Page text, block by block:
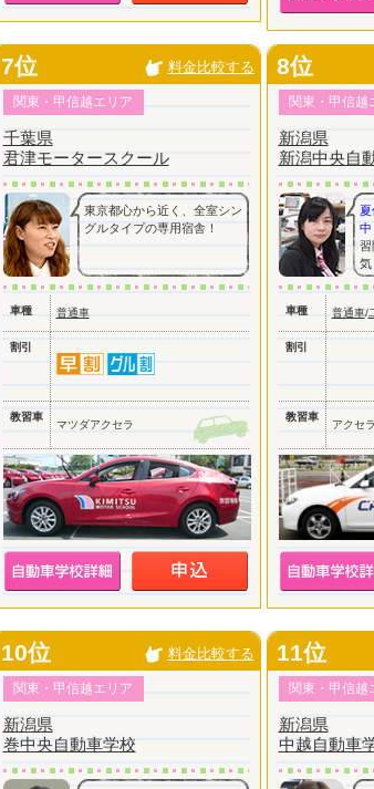
7位 料金比較する
関東・甲信越エリア
千葉県
君津モータースクール
東京都心から近く、全室シン
グルタイプの専用宿舎！
車種 普通車
割引
教習車
マツダアクセラ
8位
関東・甲信越
新潟県
新潟中央自
夏
中
習
気
車種 普通車/
割引
教習車
アクセラ
10位 料金比較する
関東・甲信越エリア
新潟県
巻中央自動車学校
11位
関東・甲信越
新潟県
中越自動車